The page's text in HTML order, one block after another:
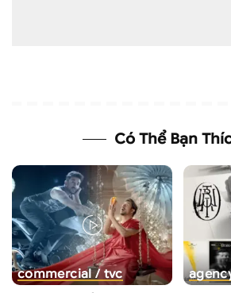
Có Thể Bạn
commercial / tvc